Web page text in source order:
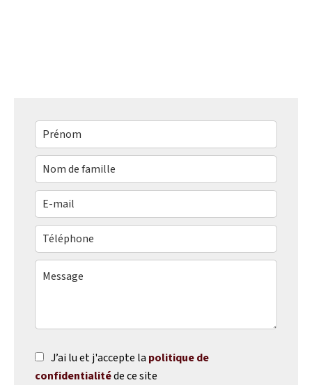
J’ai lu et j'accepte la politique de
confidentialitéde ce site